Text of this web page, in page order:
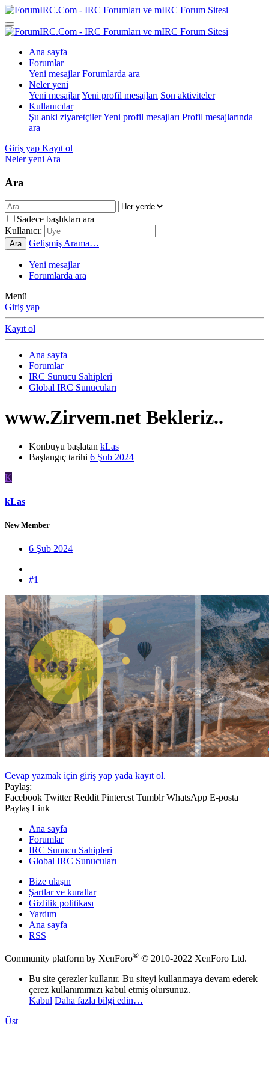
Ana sayfa
Forumlar
Yeni mesajlar Forumlarda ara
Neler yeni
Yeni mesajlarYeni profil mesajları Son aktiviteler
Kullanıcılar
Şu anki ziyaretçilerYeni profil mesajları Profil mesajlarında
ara
Giriş yap Kayıt ol
Neler yeni Ara
Ara
Sadece başlıkları ara
Kullanıcı:
Ara Gelişmiş Arama…
Yeni mesajlar
Forumlarda ara
Menü
Giriş yap
Kayıt ol
Ana sayfa
Forumlar
IRC Sunucu Sahipleri
Global IRC Sunucuları
www.Zirvem.net Bekleriz..
Konbuyu başlatan kLas
Başlangıç tarihi 6 Şub 2024
K
kLas
New Member
6 Şub 2024
#1
Cevap yazmak için giriş yap yada kayıt ol.
Paylaş:
Facebook Twitter Reddit Pinterest Tumblr WhatsApp E-posta
Paylaş Link
Ana sayfa
Forumlar
IRC Sunucu Sahipleri
Global IRC Sunucuları
Bize ulaşın
Şartlar ve kurallar
Gizlilik politikası
Yardım
Ana sayfa
RSS
Community platform by XenForo® © 2010-2022 XenForo Ltd.
Bu site çerezler kullanır. Bu siteyi kullanmaya devam ederek
çerez kullanımımızı kabul etmiş olursunuz.
Kabul Daha fazla bilgi edin…
Üst